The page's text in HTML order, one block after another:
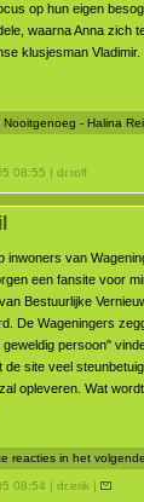
op hun eigen
waarna Anna zich
klusjesman
Nooitgenoeg - Halina
08:55 | dr.rolf
inwoners van
een fansite voor
Bestuurlijke
De Wageningers
geweldig persoon"
de site veel
opleveren. Wat
reacties in het
08:54 | dr.erik |